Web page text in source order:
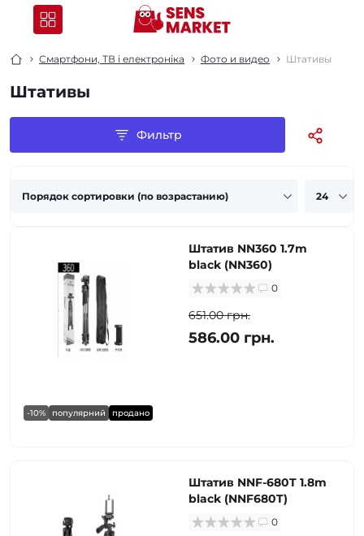
Смартфони, ТВ і електроніка Фото и видео Штативы
Штативы
Фильтр
-10% популярний продано
Штатив NN360 1.7m
black (NN360)
0
651.00 грн.
586.00 грн.
Штатив NNF-680T 1.8m
black (NNF680T)
0